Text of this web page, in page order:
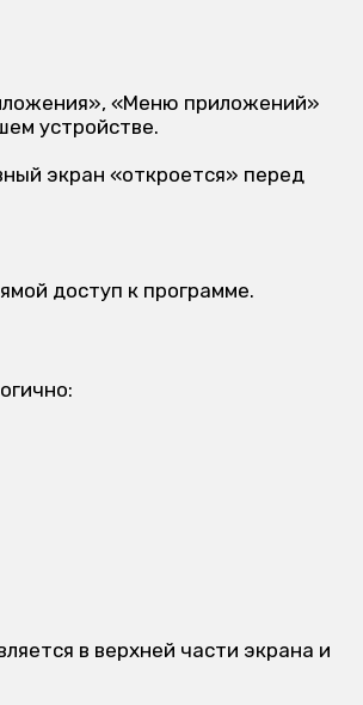
«Меню приложений»
устройстве.
экран «откроется» перед
доступ к программе.
в верхней части экрана и